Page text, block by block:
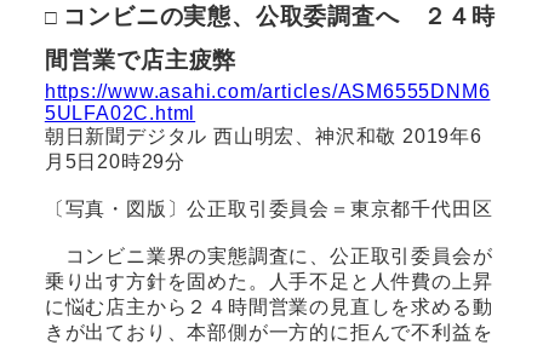
□ コンビニの実態、公取委調査へ ２４時
間営業で店主疲弊
https://www.asahi.com/articles/ASM6555DNM6
5ULFA02C.html
朝日新聞デジタル 西山明宏、神沢和敬 2019年6
月5日20時29分
〔写真・図版〕公正取引委員会＝東京都千代田区
コンビニ業界の実態調査に、公正取引委員会が
乗り出す方針を固めた。人手不足と人件費の上昇
に悩む店主から２４時間営業の見直しを求める動
きが出ており、本部側が一方的に拒んで不利益を